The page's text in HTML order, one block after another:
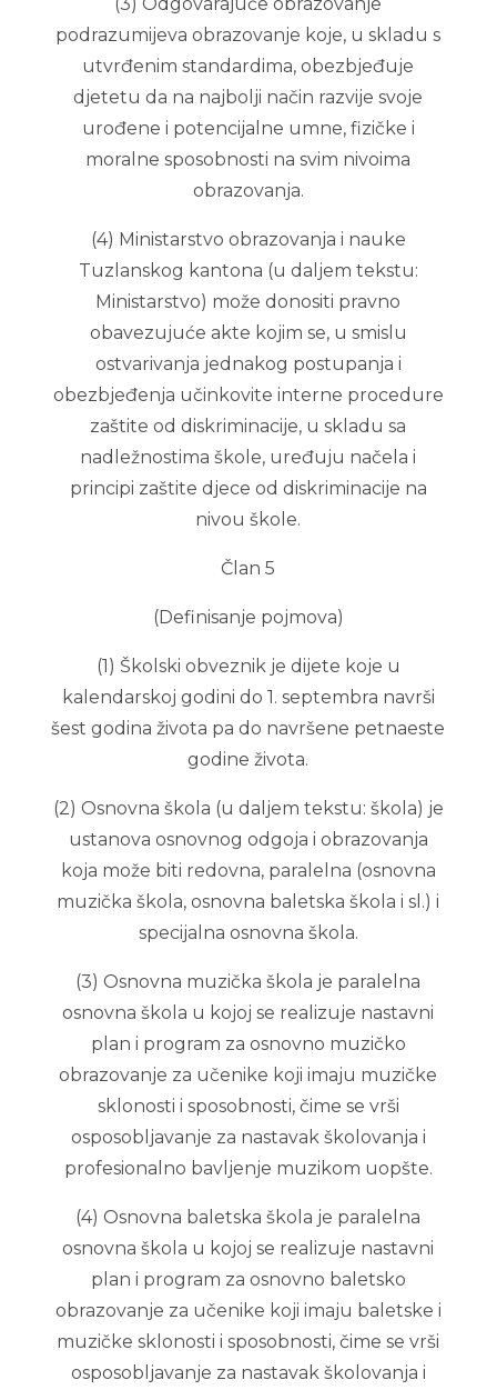
podrazumijeva obrazovanje koje, u skladu s
utvrđenim standardima, obezbjeđuje
djetetu da na najbolji način razvije svoje
urođene i potencijalne umne, fizičke i
moralne sposobnosti na svim nivoima
obrazovanja.
(4) Ministarstvo obrazovanja i nauke
Tuzlanskog kantona (u daljem tekstu:
Ministarstvo) može donositi pravno
obavezujuće akte kojim se, u smislu
ostvarivanja jednakog postupanja i
obezbjeđenja učinkovite interne procedure
zaštite od diskriminacije, u skladu sa
nadležnostima škole, uređuju načela i
principi zaštite djece od diskriminacije na
nivou škole.
Član 5
(Definisanje pojmova)
(1) Školski obveznik je dijete koje u
kalendarskoj godini do 1. septembra navrši
šest godina života pa do navršene petnaeste
godine života.
(2) Osnovna škola (u daljem tekstu: škola) je
ustanova osnovnog odgoja i obrazovanja
koja može biti redovna, paralelna (osnovna
muzička škola, osnovna baletska škola i sl.) i
specijalna osnovna škola.
(3) Osnovna muzička škola je paralelna
osnovna škola u kojoj se realizuje nastavni
plan i program za osnovno muzičko
obrazovanje za učenike koji imaju muzičke
sklonosti i sposobnosti, čime se vrši
osposobljavanje za nastavak školovanja i
profesionalno bavljenje muzikom uopšte.
(4) Osnovna baletska škola je paralelna
osnovna škola u kojoj se realizuje nastavni
plan i program za osnovno baletsko
obrazovanje za učenike koji imaju baletske i
muzičke sklonosti i sposobnosti, čime se vrši
osposobljavanje za nastavak školovanja i